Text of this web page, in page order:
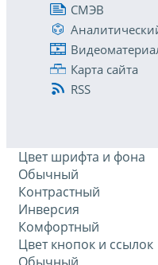
СМЭВ
Карта сайта
RSS
Цвет шрифта и фона
Обычный
Контрастный
Инверсия
Комфортный
Цвет кнопок и ссылок